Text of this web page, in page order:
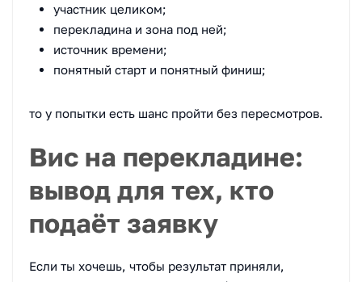
участник целиком;
перекладина и зона под ней;
источник времени;
понятный старт и понятный финиш;
то у попытки есть шанс пройти без пересмотров.
Вис на перекладине:
вывод для тех, кто
подаёт заявку
Если ты хочешь, чтобы результат приняли,